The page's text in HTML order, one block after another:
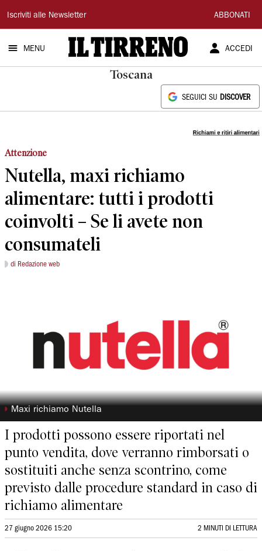
Il
Tirreno
Iscriviti alle Newsletter ABBONATI
MENU ACCEDI
Toscana
SEGUICI SU DISCOVER
Attenzione
Nutella, maxi richiamo
alimentare: tutti i prodotti
coinvolti – Se li avete non
consumateli
di Redazione web
◗ Maxi richiamo Nutella
I prodotti possono essere riportati nel
punto vendita, dove verranno rimborsati o
sostituiti anche senza scontrino, come
previsto dalle procedure standard in caso di
richiamo alimentare
27 giugno 2026 15:20 2 MINUTI DI LETTURA